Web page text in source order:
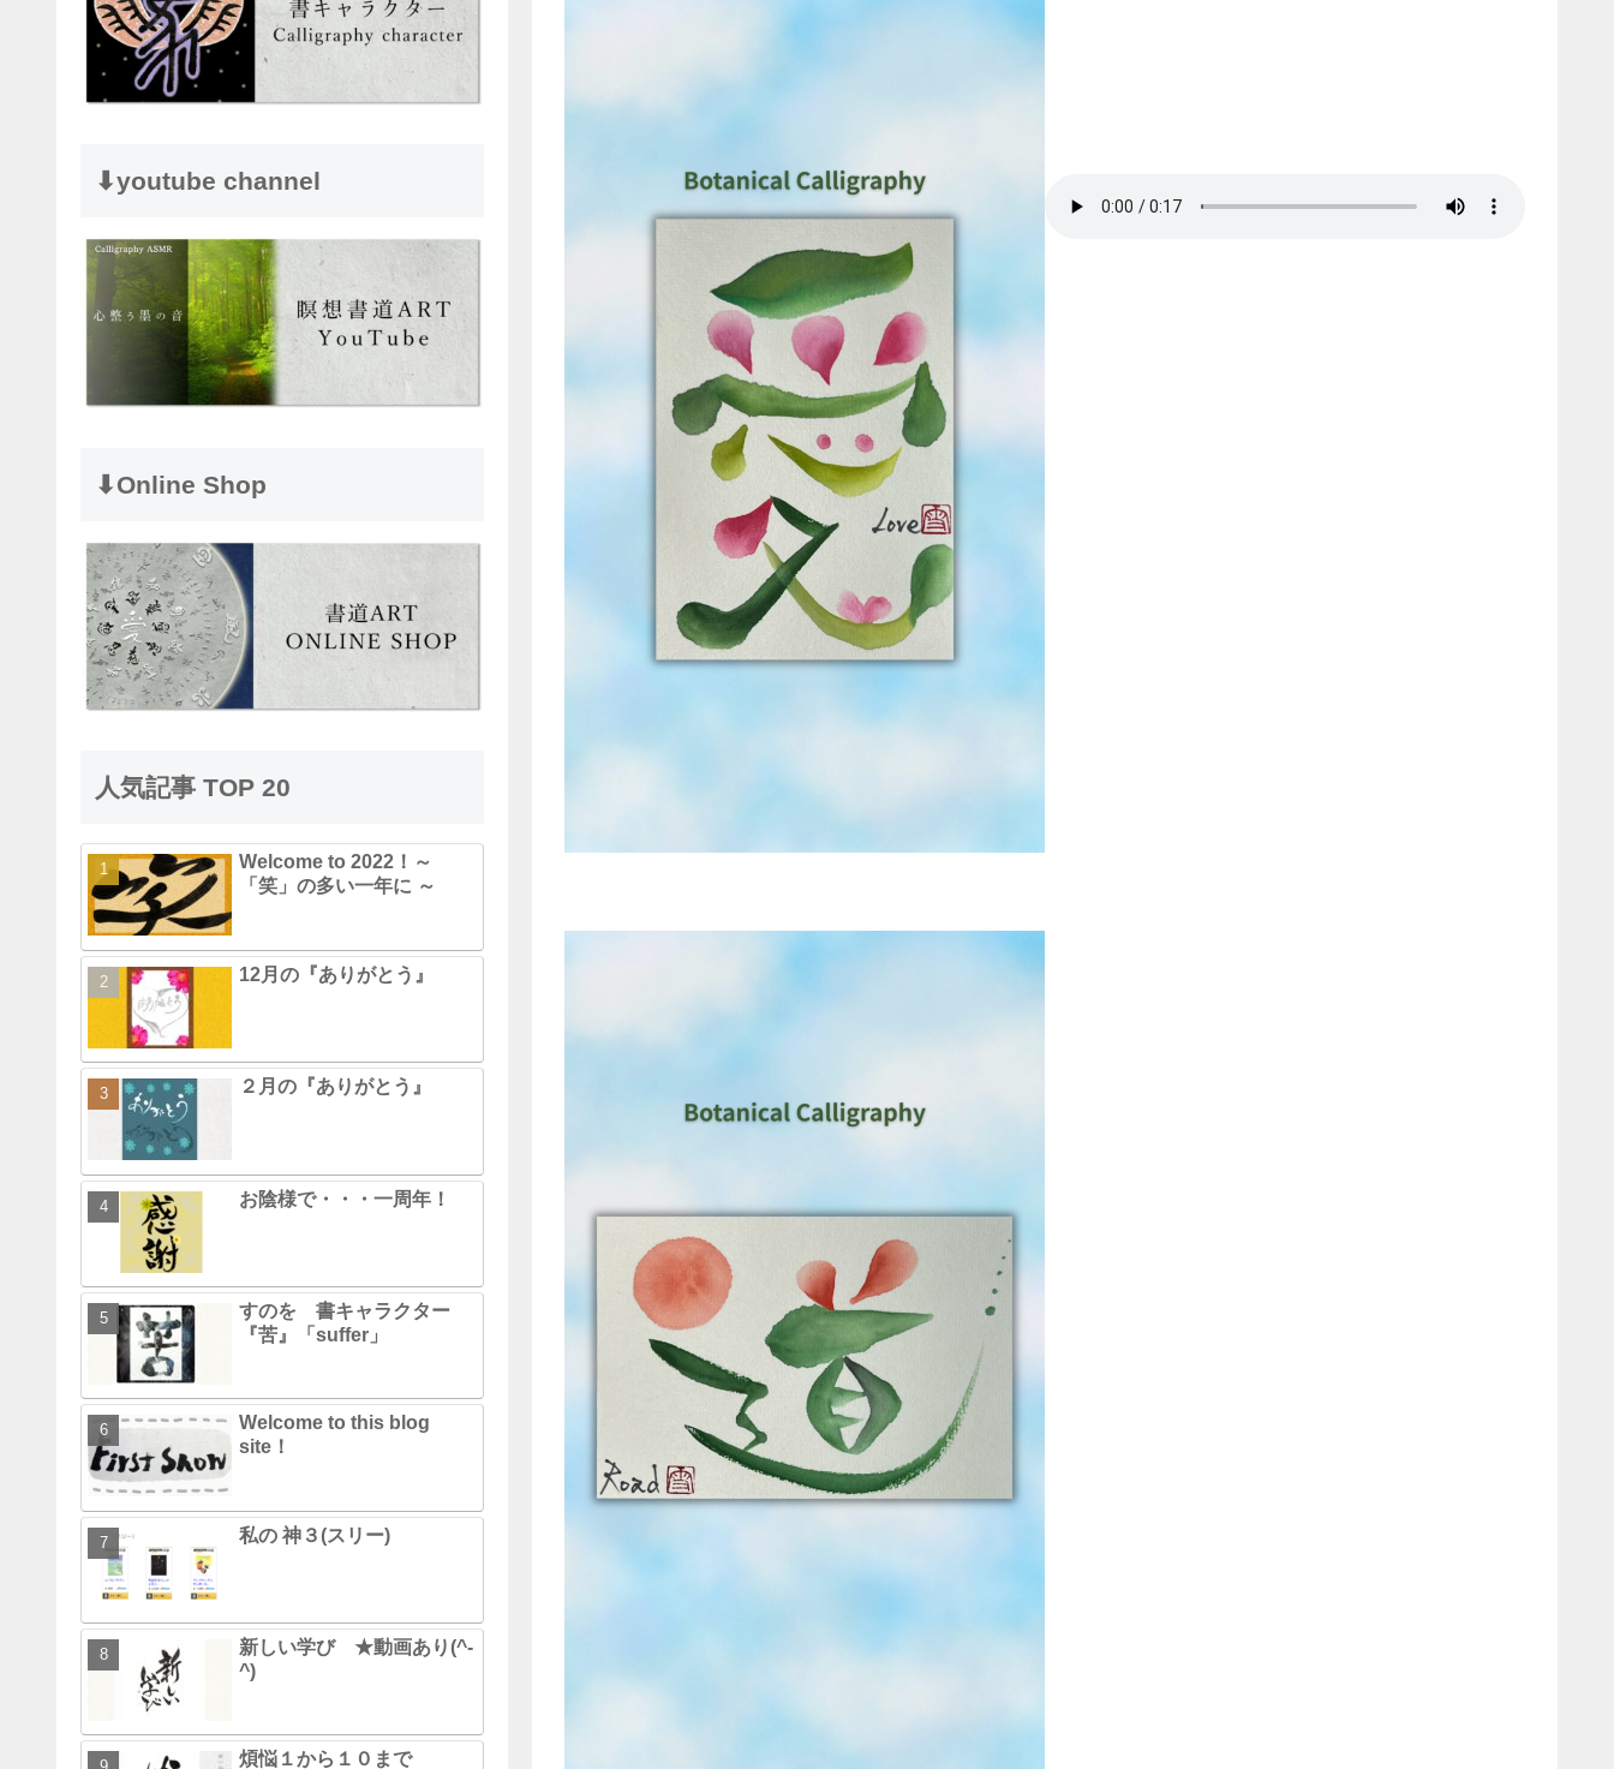
⬇︎youtube channel
⬇︎Online Shop
人気記事 TOP 20
Welcome to 2022！～
「笑」の多い一年に ～
12月の『ありがとう』
２月の『ありがとう』
お陰様で・・・一周年！
すのを 書キャラクター
『苦』「suffer」
Welcome to this blog
site！
私の 神３(スリー)
新しい学び ★動画あり(^-
^)
煩悩１から１０まで